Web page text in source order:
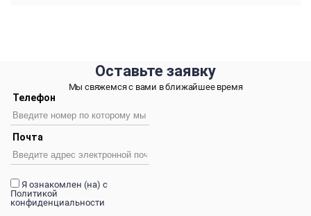
Оставьте заявку
Мы свяжемся с вами в ближайшее время
Телефон
Почта
Я ознакомлен (на) с
Политикой
конфиденциальности